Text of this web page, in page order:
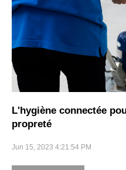
L'hygiène connectée
propreté
Jun 15, 2023 4:21:54 PM